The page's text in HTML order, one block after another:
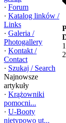
· Forum
· Katalog linków /
Links
· Galeria /
Photogallery
· Kontakt /
Contact
· Szukaj / Search
Najnowsze
artykuły
· Krążowniki
pomocni...
· U-Booty
nietypowo ut...